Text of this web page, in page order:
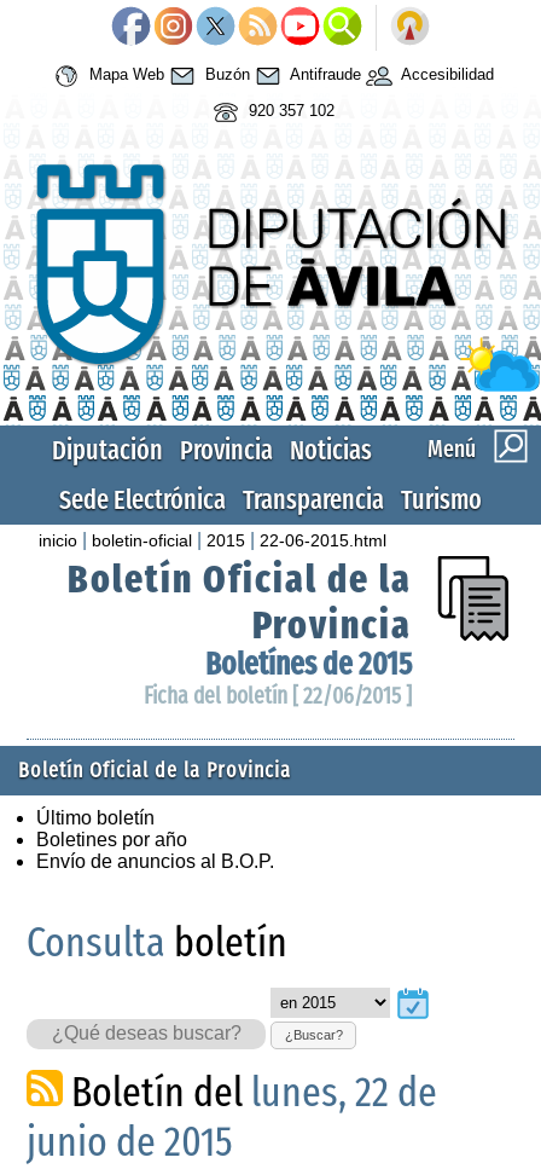
Mapa Web Buzón Antifraude
Accesibilidad
920 357 102
Menú
Diputación Provincia Noticias
Sede Electrónica Transparencia Turismo
inicio boletin-oficial 2015 22-06-2015.html
Boletín Oficial de la
Provincia
Boletínes de 2015
Ficha del boletín [ 22/06/2015 ]
Boletín Oficial de la Provincia
Último boletín
Boletines por año
Envío de anuncios al B.O.P.
Consulta boletín
¿Buscar?
Boletín del lunes, 22 de
junio de 2015